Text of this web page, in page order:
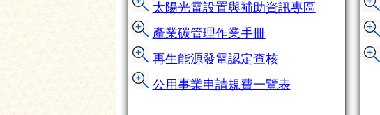
太陽光電設置與補助資訊專區
產業碳管理作業手冊
再生能源發電認定查核
公用事業申請規費一覽表